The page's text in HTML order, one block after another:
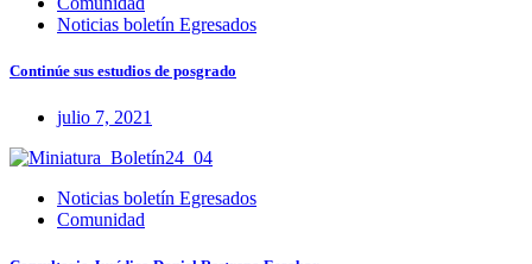
Noticias boletín Egresados
Continúe sus estudios de posgrado
julio 7, 2021
Noticias boletín Egresados
Comunidad